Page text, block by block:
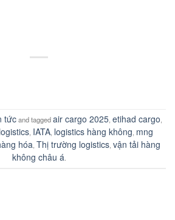
tứcand taggedair cargo 2025, etihad cargo,
, IATA, logistics hàng không, mng
hóa, Thị trường logistics, vận tải hàng
không châu á.